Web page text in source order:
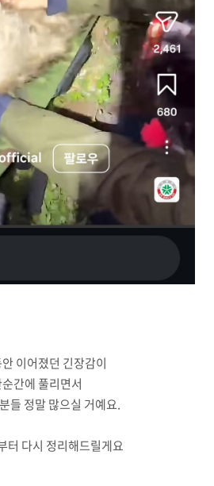
이어졌던 긴장감이
간에 풀리면서
들 정말 많으실 거예요.
터 다시 정리해드릴게요